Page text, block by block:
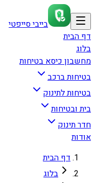
בייבי סייפטי
דף הבית
בלוג
מחשבון כיסא בטיחות
בטיחות ברכב
בטיחות לתינוק
בית ובטיחות
חדר תינוק
אודות
דף הבית
בלוג